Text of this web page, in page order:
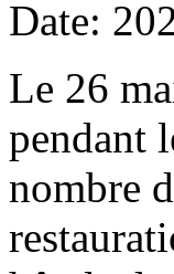
Date:
Le 26
pendant
nombre